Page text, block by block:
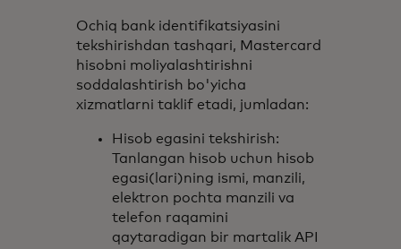
Ochiq bank identifikatsiyasini
tekshirishdan tashqari, Mastercard
hisobni moliyalashtirishni
soddalashtirish bo'yicha
xizmatlarni taklif etadi, jumladan:
Hisob egasini tekshirish:
Tanlangan hisob uchun hisob
egasi(lari)ning ismi, manzili,
elektron pochta manzili va
telefon raqamini
qaytaradigan bir martalik API